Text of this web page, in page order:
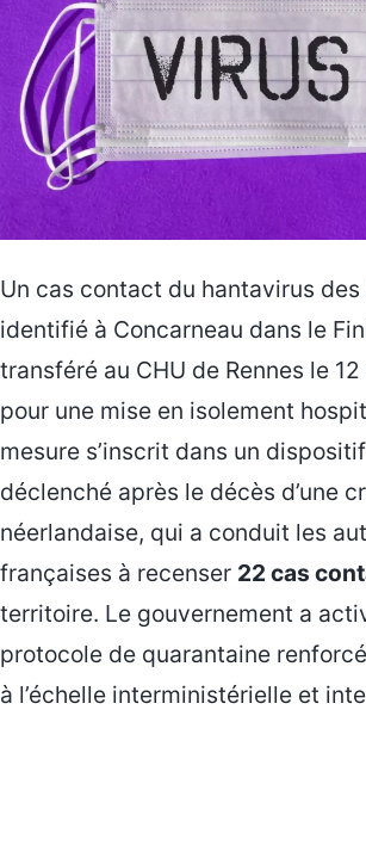
Un cas contact du hantavirus des
identifié à Concarneau dans le
transféré au CHU de Rennes le
pour une mise en isolement
mesure s’inscrit dans un
déclenché après le décès d’une
néerlandaise, qui a conduit les
françaises à recenser 22 cas
territoire. Le gouvernement a
protocole de quarantaine
à l’échelle interministérielle et